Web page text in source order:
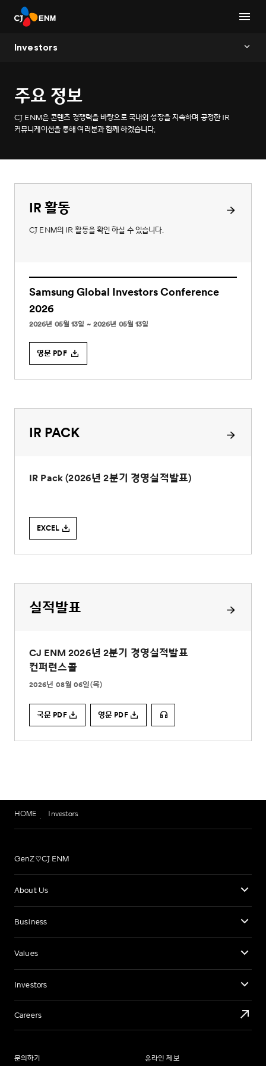
Investors
주요 정보
CJ ENM은 콘텐츠 경쟁력을 바탕으로 국내외 성장을 지속하며 공정한 IR
커뮤니케이션을 통해 여러분과 함께 하겠습니다.
HOME Investors
GenZ♡CJ ENM
About Us
Business
Values
Investors
Careers
문의하기 온라인 제보